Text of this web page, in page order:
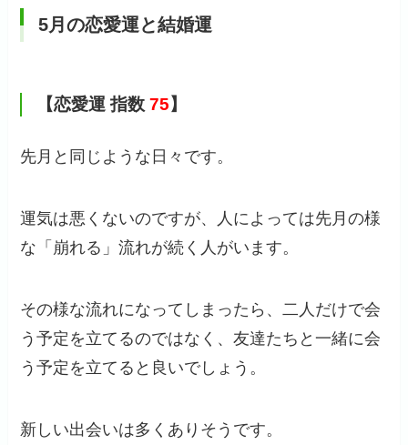
5月の恋愛運と結婚運
【恋愛運 指数75】
先月と同じような日々です。
運気は悪くないのですが、人によっては先月の様
な「崩れる」流れが続く人がいます。
その様な流れになってしまったら、二人だけで会
う予定を立てるのではなく、友達たちと一緒に会
う予定を立てると良いでしょう。
新しい出会いは多くありそうです。